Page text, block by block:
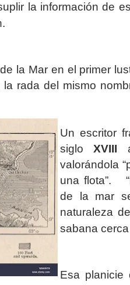
la información de
la Mar en el primer
rada del mismo
Un escritor
sigloXVIII
valorándola
una flota”.
de la mar
naturaleza
sabana cerca
Esa planicie